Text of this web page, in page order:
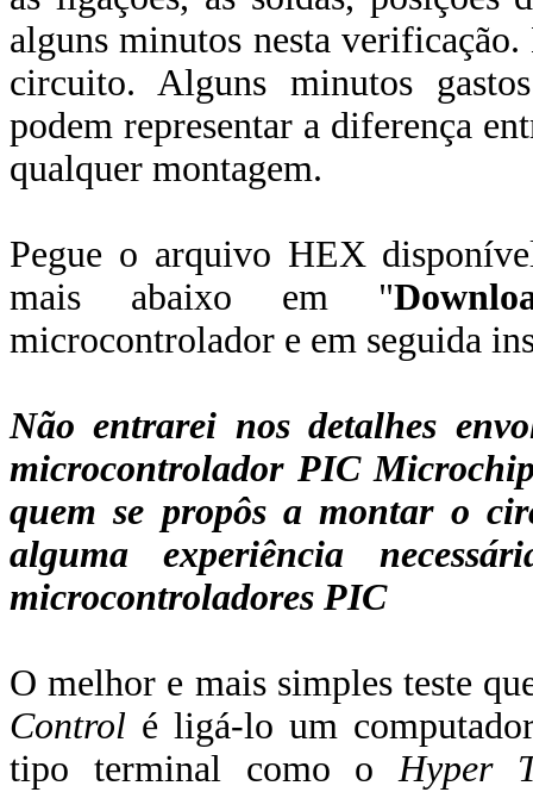
alguns minutos nesta
circuito. Alguns minutos
podem representar a diferença
qualquer montagem.
Pegue o arquivo HEX
mais abaixo em "
microcontrolador e em seguida
Não entrarei nos detalhes
microcontrolador PIC
quem se propôs a montar o
alguma experiência
microcontroladores PIC
O melhor e mais simples teste
Control é ligá-lo um
tipo terminal como oHyper